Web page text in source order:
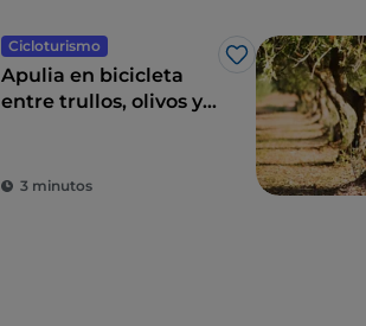
Cicloturismo
Me gusta
Apulia en bicicleta
entre trullos, olivos y
3 minutos